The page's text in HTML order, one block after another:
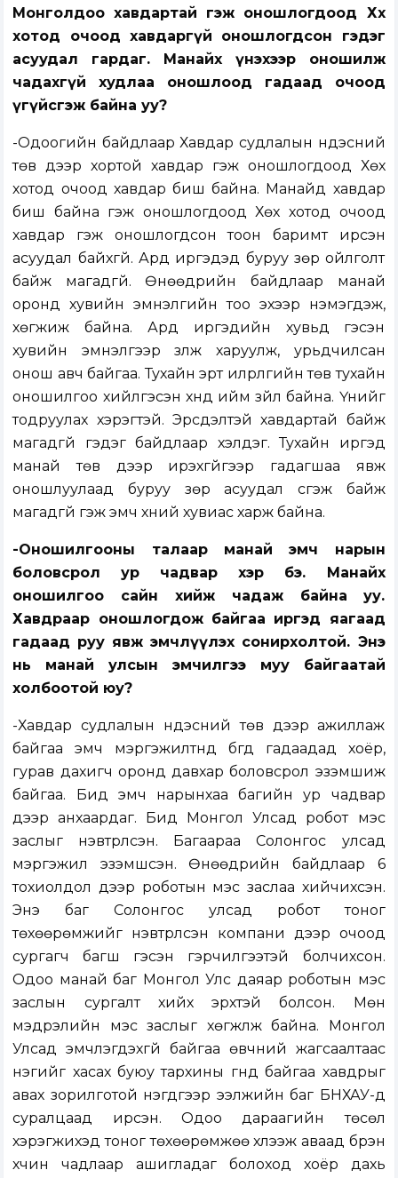
Монголдоо хавдартай гэж оношлогдоод Хөх
хотод очоод хавдаргүй оношлогдсон гэдэг
асуудал гардаг. Манайх үнэхээр оношилж
чадахгүй худлаа оношлоод гадаад очоод
үгүйсгэж байна уу?
-Одоогийн байдлаар Хавдар судлалын үндэсний
төв дээр хортой хавдар гэж оношлогдоод Хөх
хотод очоод хавдар биш байна. Манайд хавдар
биш байна гэж оношлогдоод Хөх хотод очоод
хавдар гэж оношлогдсон тоон баримт ирсэн
асуудал байхгүй. Ард иргэдэд буруу зөрүү ойлголт
байж магадгүй. Өнөөдрийн байдлаар манай
оронд хувийн эмнэлгийн тоо эхээр нэмэгдэж,
хөгжиж байна. Ард иргэдийн хувьд гэсэн
хувийн эмнэлгээр үзүүлж харуулж, урьдчилсан
онош авч байгаа. Тухайн эрт илрүүлгийн төв тухайн
оношилгоо хийлгэсэн хүнд ийм зүйл байна. Үүнийг
тодруулах хэрэгтэй. Эрсдэлтэй хавдартай байж
магадгүй гэдэг байдлаар хэлдэг. Тухайн иргэд
манай төв дээр ирэхгүйгээр гадагшаа явж
оношлуулаад буруу зөрүү асуудал үүсгэж байж
магадгүй гэж эмч хүний хувиас харж байна.
-Оношилгооны талаар манай эмч нарын
боловсрол ур чадвар хэр бэ. Манайх
оношилгоо сайн хийж чадаж байна уу.
Хавдраар оношлогдож байгаа иргэд яагаад
гадаад руу явж эмчлүүлэх сонирхолтой. Энэ
нь манай улсын эмчилгээ муу байгаатай
холбоотой юу?
-Хавдар судлалын үндэсний төв дээр ажиллаж
байгаа эмч мэргэжилтнүүд бүгд гадаадад хоёр,
гурав дахигч оронд давхар боловсрол эзэмшиж
байгаа. Бид эмч нарынхаа багийн ур чадвар
дээр анхаардаг. Бид Монгол Улсад робот мэс
заслыг нэвтрүүлсэн. Багаараа Солонгос улсад
мэргэжил эзэмшсэн. Өнөөдрийн байдлаар 6
тохиолдол дээр роботын мэс заслаа хийчихсэн.
Энэ баг Солонгос улсад робот тоног
төхөөрөмжийг нэвтрүүлсэн компани дээр очоод
сургагч багш гэсэн гэрчилгээтэй болчихсон.
Одоо манай баг Монгол Улс даяар роботын мэс
заслын сургалт хийх эрхтэй болсон. Мөн
мэдрэлийн мэс заслыг хөгжүүлж байна. Монгол
Улсад эмчлэгдэхгүй байгаа өвчний жагсаалтаас
нэгийг хасах буюу тархины гүнд байгаа хавдрыг
авах зорилготой нэгдүгээр ээлжийн баг БНХАУ-д
суралцаад ирсэн. Одоо дараагийн төсөл
хэрэгжихэд тоног төхөөрөмжөө хүлээж аваад бүрэн
хүчин чадлаар ашигладаг болоход хоёр дахь